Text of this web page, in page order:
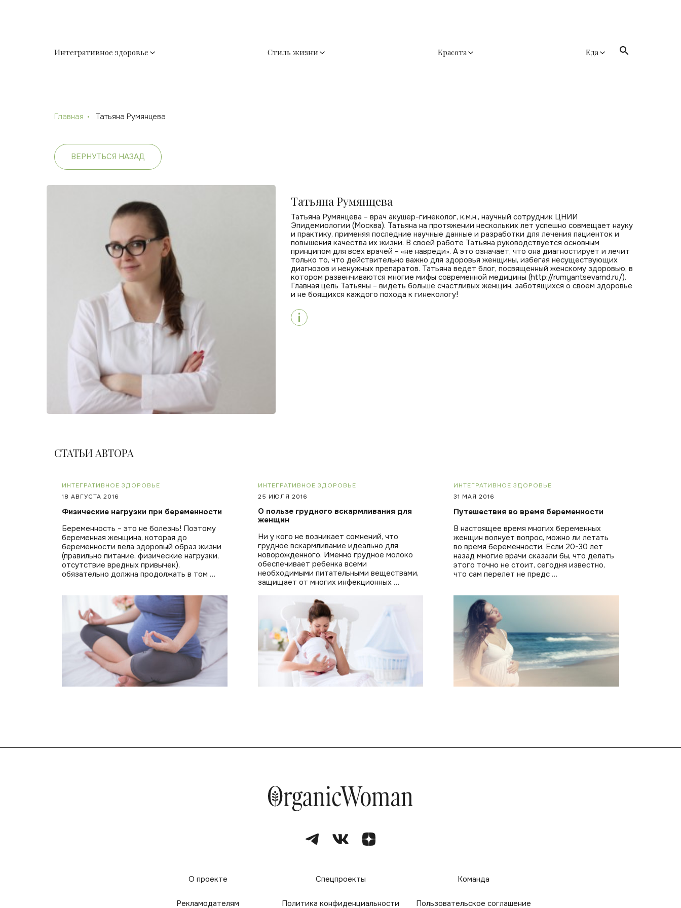
Интегративное здоровье Стиль жизни Красота Еда
Главная Татьяна Румянцева
ВЕРНУТЬСЯ НАЗАД
Татьяна Румянцева
Татьяна Румянцева – врач акушер-гинеколог, к.м.н., научный сотрудник ЦНИИ
Эпидемиологии (Москва). Татьяна на протяжении нескольких лет успешно совмещает науку
и практику, применяя последние научные данные и разработки для лечения пациенток и
повышения качества их жизни. В своей работе Татьяна руководствуется основным
принципом для всех врачей – «не навреди». А это означает, что она диагностирует и лечит
только то, что действительно важно для здоровья женщины, избегая несуществующих
диагнозов и ненужных препаратов. Татьяна ведет блог, посвященный женскому здоровью, в
котором развенчиваются многие мифы современной медицины (http://rumyantsevamd.ru/).
Главная цель Татьяны – видеть больше счастливых женщин, заботящихся о своем здоровье
и не боящихся каждого похода к гинекологу!
СТАТЬИ АВТОРА
ИНТЕГРАТИВНОЕ ЗДОРОВЬЕ
18 АВГУСТА 2016
Физические нагрузки при беременности
Беременность – это не болезнь! Поэтому
беременная женщина, которая до
беременности вела здоровый образ жизни
(правильно питание, физические нагрузки,
отсутствие вредных привычек),
обязательно должна продолжать в том …
ИНТЕГРАТИВНОЕ ЗДОРОВЬЕ
25 ИЮЛЯ 2016
О пользе грудного вскармливания для
женщин
Ни у кого не возникает сомнений, что
грудное вскармливание идеально для
новорожденного. Именно грудное молоко
обеспечивает ребенка всеми
необходимыми питательными веществами,
защищает от многих инфекционных …
ИНТЕГРАТИВНОЕ ЗДОРОВЬЕ
31 МАЯ 2016
Путешествия во время беременности
В настоящее время многих беременных
женщин волнует вопрос, можно ли летать
во время беременности. Если 20-30 лет
назад многие врачи сказали бы, что делать
этого точно не стоит, сегодня известно,
что сам перелет не предс …
О проекте Спецпроекты Команда
Рекламодателям Политика конфиденциальности Пользовательское соглашение